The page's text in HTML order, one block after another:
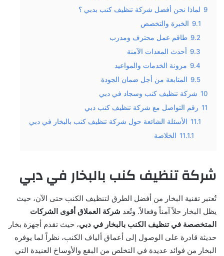
9 لماذا نحن أفضل شركة تنظيف كنب بدبي ؟
9.1 الخبرة والتخصص
9.2 طاقم عمل محترف ومدرب
9.3 أحدث المعدات الآمنة
9.4 مرونة الخدمات والمواعيد
9.5 المتابعة من أجل ضمان الجودة
10 شركة تنظيف كنب وسجاد في دبي
11 رقم التواصل مع شركة تنظيف كنب دبي
11.1 الأسئلة الشائعة حول شركة تنظيف كنب بالبخار في دبي
11.1.1 الخلاصة
شركة تنظيف كنب بالبخار في دبي
تُعتبر تقنية البخار من أفضل الطرق لتنظيف الكنب حتى الآن، حيث
يظل البخار حلاً آمناً وفعالاً. وتُعد شركة العملاق أقوى الشركات
المتخصصة في تنظيف الكنب بالبخار في دبي، حيث تقدم أجهزة بخار
حديثة قادرة على الوصول إلى أعماق ألياف الكنب، نظراً لما يوفره
البخار من فوائد عديدة في التخلص من البقع والأوساخ العنيدة التي